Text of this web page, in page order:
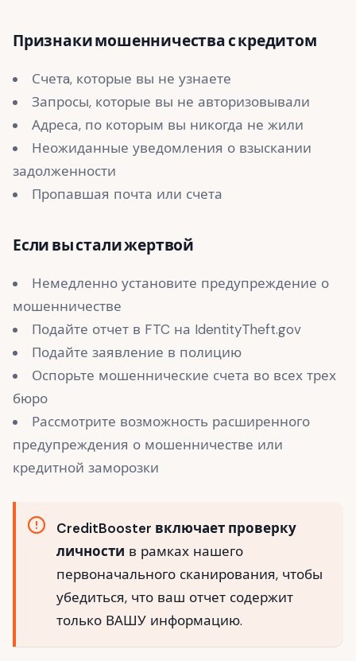
Признаки мошенничества с кредитом
Счетa, которые вы не узнаете
Запросы, которые вы не авторизовывали
Адреса, по которым вы никогда не жили
Неожиданные уведомления о взыскании
задолженности
Пропавшая почта или счета
Если вы стали жертвой
Немедленно установите предупреждение о
мошенничестве
Подайте отчет в FTC на IdentityTheft.gov
Подайте заявление в полицию
Оспорьте мошеннические счета во всех трех
бюро
Рассмотрите возможность расширенного
предупреждения о мошенничестве или
кредитной заморозки
CreditBooster включает проверку
личности в рамках нашего
первоначального сканирования, чтобы
убедиться, что ваш отчет содержит
только ВАШУ информацию.